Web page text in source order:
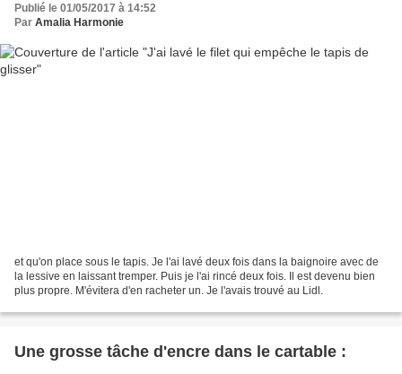
Publié le 01/05/2017 à 14:52
Par Amalia Harmonie
et qu'on place sous le tapis. Je l'ai lavé deux fois dans la baignoire avec de
la lessive en laissant tremper. Puis je l'ai rincé deux fois. Il est devenu bien
plus propre. M'évitera d'en racheter un. Je l'avais trouvé au Lidl.
Une grosse tâche d'encre dans le cartable :